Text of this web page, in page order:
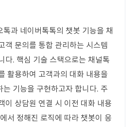
톡과 네이버톡톡의 챗봇 기능을 채
객 문의를 통합 관리하는 시스템
다. 핵심 기술 스택으로는 채널톡
활용하여 고객과의 대화 내용을
는 기능을 구현하고자 합니다. 주
이 상담원 연결 시 이전 대화 내용
서 정해진 로직에 따라 챗봇이 응